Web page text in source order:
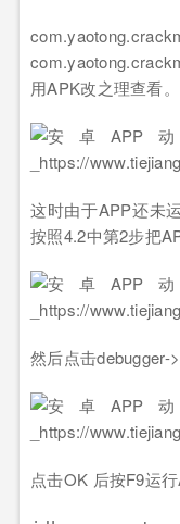
用APK改之理查看。
这时由于APP还未
按照4.2中第2步把
然后点击debugger-
点击OK 后按F9运